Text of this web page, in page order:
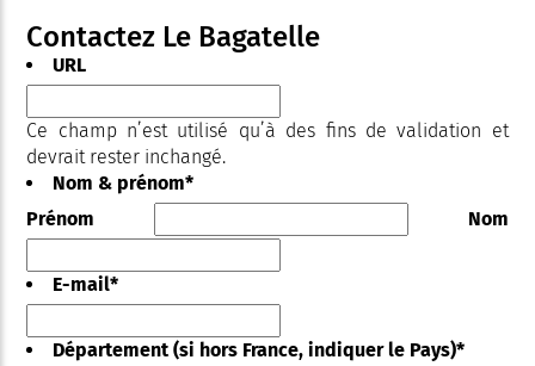
Contactez Le Bagatelle
URL
Ce champ n’est utilisé qu’à des fins de validation et
devrait rester inchangé.
Nom & prénom*
Prénom
Nom
E-mail*
Département (si hors France, indiquer le Pays)*